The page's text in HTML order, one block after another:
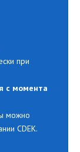
при
с момента
можно
CDEK.